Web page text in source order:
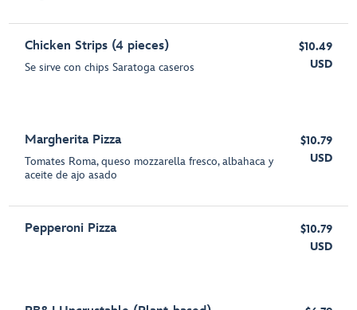
Chicken Strips (4 pieces)
Se sirve con chips Saratoga caseros
$10.49
USD
Margherita Pizza
Tomates Roma, queso mozzarella fresco, albahaca y
aceite de ajo asado
$10.79
USD
Pepperoni Pizza
$10.79
USD